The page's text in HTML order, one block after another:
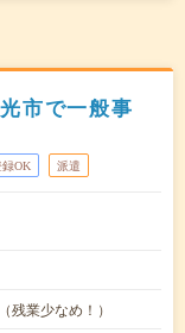
市で一般事
録OK 派遣
業少なめ！）